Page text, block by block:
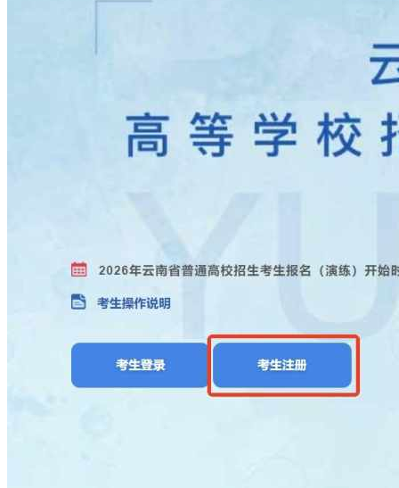
建议考生修改密码，并牢记新密码。如果万一遗忘了新密码，
请凭身份证、报名卡联系报名所在地区县教育考试机构(招考
办)进行重新初始化。
二、填报基本信息
开始网上报名，考生必须认真填写报名基本信息。